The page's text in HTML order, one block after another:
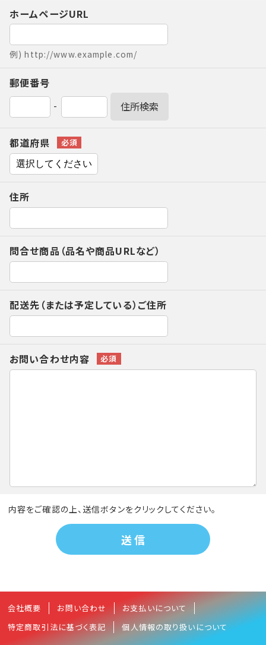
ホームページURL
例) http://www.example.com/
郵便番号
-
住所検索
都道府県
住所
問合せ商品（品名や商品URLなど）
配送先（または予定している）ご住所
お問い合わせ内容
内容をご確認の上、送信ボタンをクリックしてください。
会社概要 お問い合わせ
お支払いについて
特定商取引法に基づく表記
個人情報の取り扱いについて